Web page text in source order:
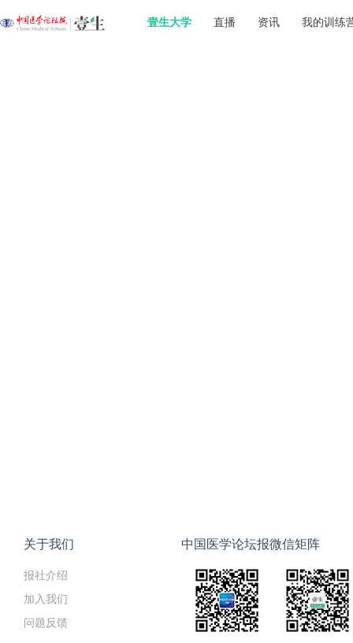
壹生大学 直播 资讯 我的训练
关于我们
报社介绍
加入我们
问题反馈
中国医学论坛报微信矩阵